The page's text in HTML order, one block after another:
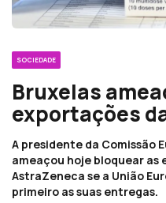
SOCIEDADE
Bruxelas
exportações
A presidente da Comissão
ameaçou hoje bloquear as
AstraZeneca se a União
primeiro as suas entregas.